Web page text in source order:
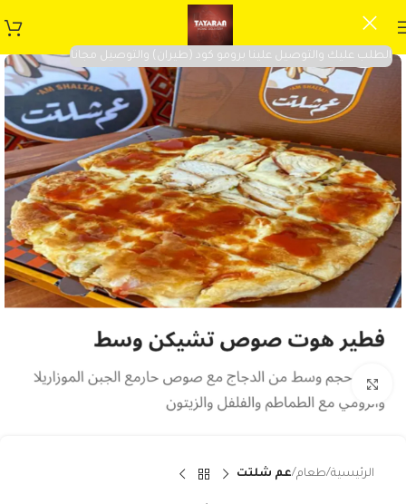
الطلب عليك والتوصيل علينا برومو كود (طيران) والتوصيل مجانا
Click to enlarge
الرئيسية طعام عم شلتت